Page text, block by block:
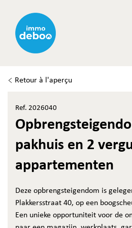
Retour à l'aperçu
Ref. 2026040
pakhuis en 2
appartementen
Deze opbrengsteigendom is
Plakkersstraat 40, op een
Een unieke opportuniteit voor de